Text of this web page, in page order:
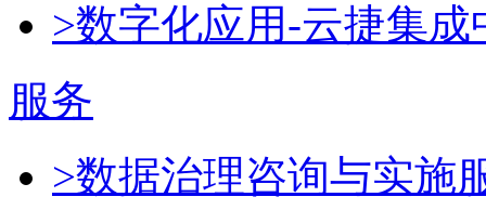
>数字化应用-云捷集成
服务
>数据治理咨询与实施